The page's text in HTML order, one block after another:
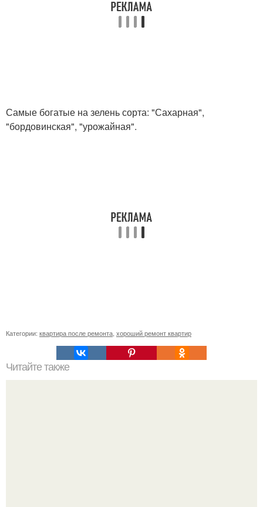
Самые богатые на зелень сорта: "Сахарная",
"бордовинская", "урожайная".
Категории: квартира после ремонта хороший ремонт квартир
Читайте также